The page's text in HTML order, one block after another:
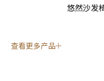
悠然沙发
查看更多产品